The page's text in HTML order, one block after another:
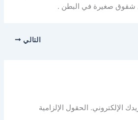
شقوق صغيرة في البطن .
التالي
الإلكتروني. الحقول الإلزامية